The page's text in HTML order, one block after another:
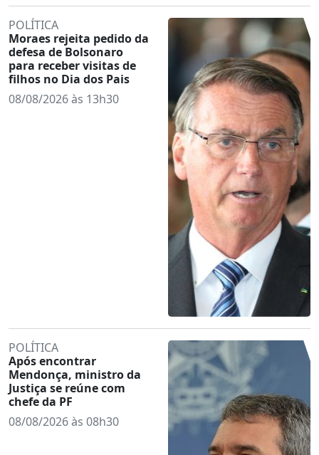
POLÍTICA
Moraes rejeita pedido da
defesa de Bolsonaro
para receber visitas de
filhos no Dia dos Pais
08/08/2026 às 13h30
POLÍTICA
Após encontrar
Mendonça, ministro da
Justiça se reúne com
chefe da PF
08/08/2026 às 08h30